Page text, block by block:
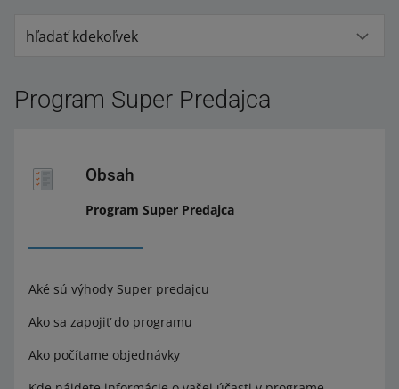
hľadať kdekoľvek
Program Super Predajca
Obsah
Program Super Predajca
Aké sú výhody Super predajcu
Ako sa zapojiť do programu
Ako počítame objednávky